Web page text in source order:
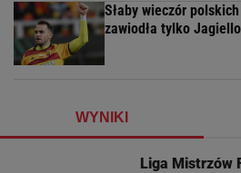
Słaby wieczór
zawiodła tylko
WYNIKI
Liga Mistrzów